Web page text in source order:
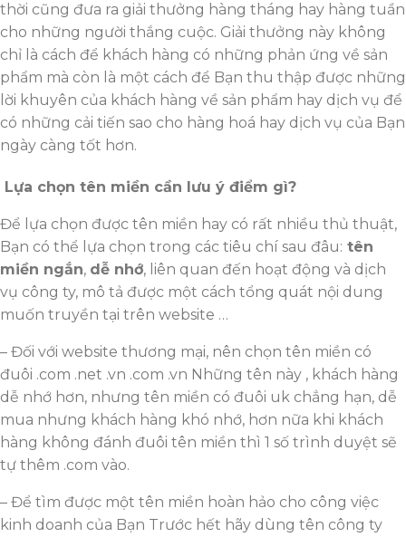
thời cũng đưa ra giải thưởng hàng tháng hay hàng tuần
cho những người thắng cuộc. Giải thưởng này không
chỉ là cách để khách hàng có những phản ứng về sản
phẩm mà còn là một cách để Bạn thu thập được những
lời khuyên của khách hàng về sản phẩm hay dịch vụ để
có những cải tiến sao cho hàng hoá hay dịch vụ của Bạn
ngày càng tốt hơn.
Lựa chọn tên miền cần lưu ý điểm gì?
Để lựa chọn được tên miền hay có rất nhiều thủ thuật,
Bạn có thể lựa chọn trong các tiêu chí sau đâu: tên
miền ngắn, dễ nhớ, liên quan đến hoạt động và dịch
vụ công ty, mô tả được một cách tổng quát nội dung
muốn truyền tại trên website …
– Đối với website thương mại, nên chọn tên miền có
đuôi .com .net .vn .com .vn Những tên này , khách hàng
dễ nhớ hơn, nhưng tên miền có đuôi uk chẳng hạn, dễ
mua nhưng khách hàng khó nhớ, hơn nữa khi khách
hàng không đánh đuôi tên miền thì 1 số trình duyệt sẽ
tự thêm .com vào.
– Để tìm được một tên miền hoàn hảo cho công việc
kinh doanh của Bạn Trước hết hãy dùng tên công ty